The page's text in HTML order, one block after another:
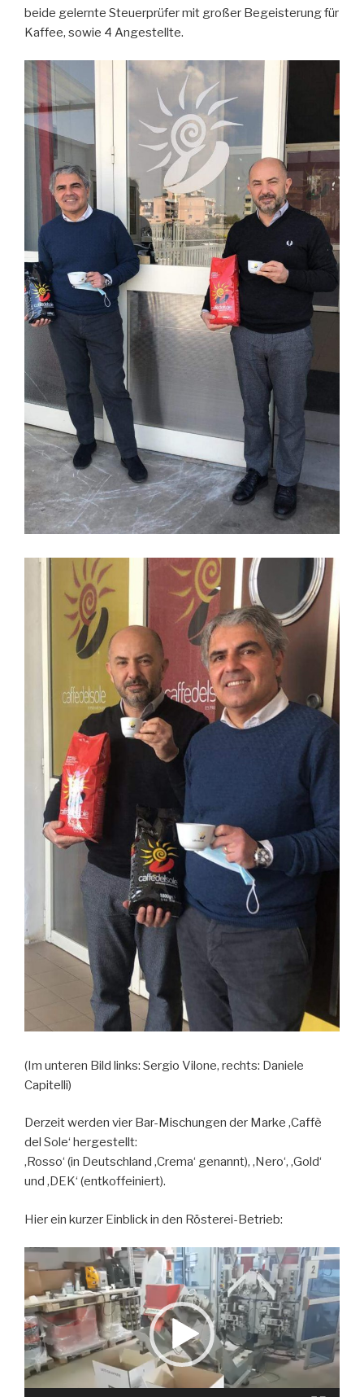
beide gelernte Steuerprüfer mit großer Begeisterung für
Kaffee, sowie 4 Angestellte.
(Im unteren Bild links: Sergio Vilone, rechts: Daniele
Capitelli)
Derzeit werden vier Bar-Mischungen der Marke ‚Caffè
del Sole‘ hergestellt:
‚Rosso‘ (in Deutschland ‚Crema‘ genannt), ‚Nero‘, ‚Gold‘
und ‚DEK‘ (entkoffeiniert).
Hier ein kurzer Einblick in den Rösterei-Betrieb:
Video-
Player